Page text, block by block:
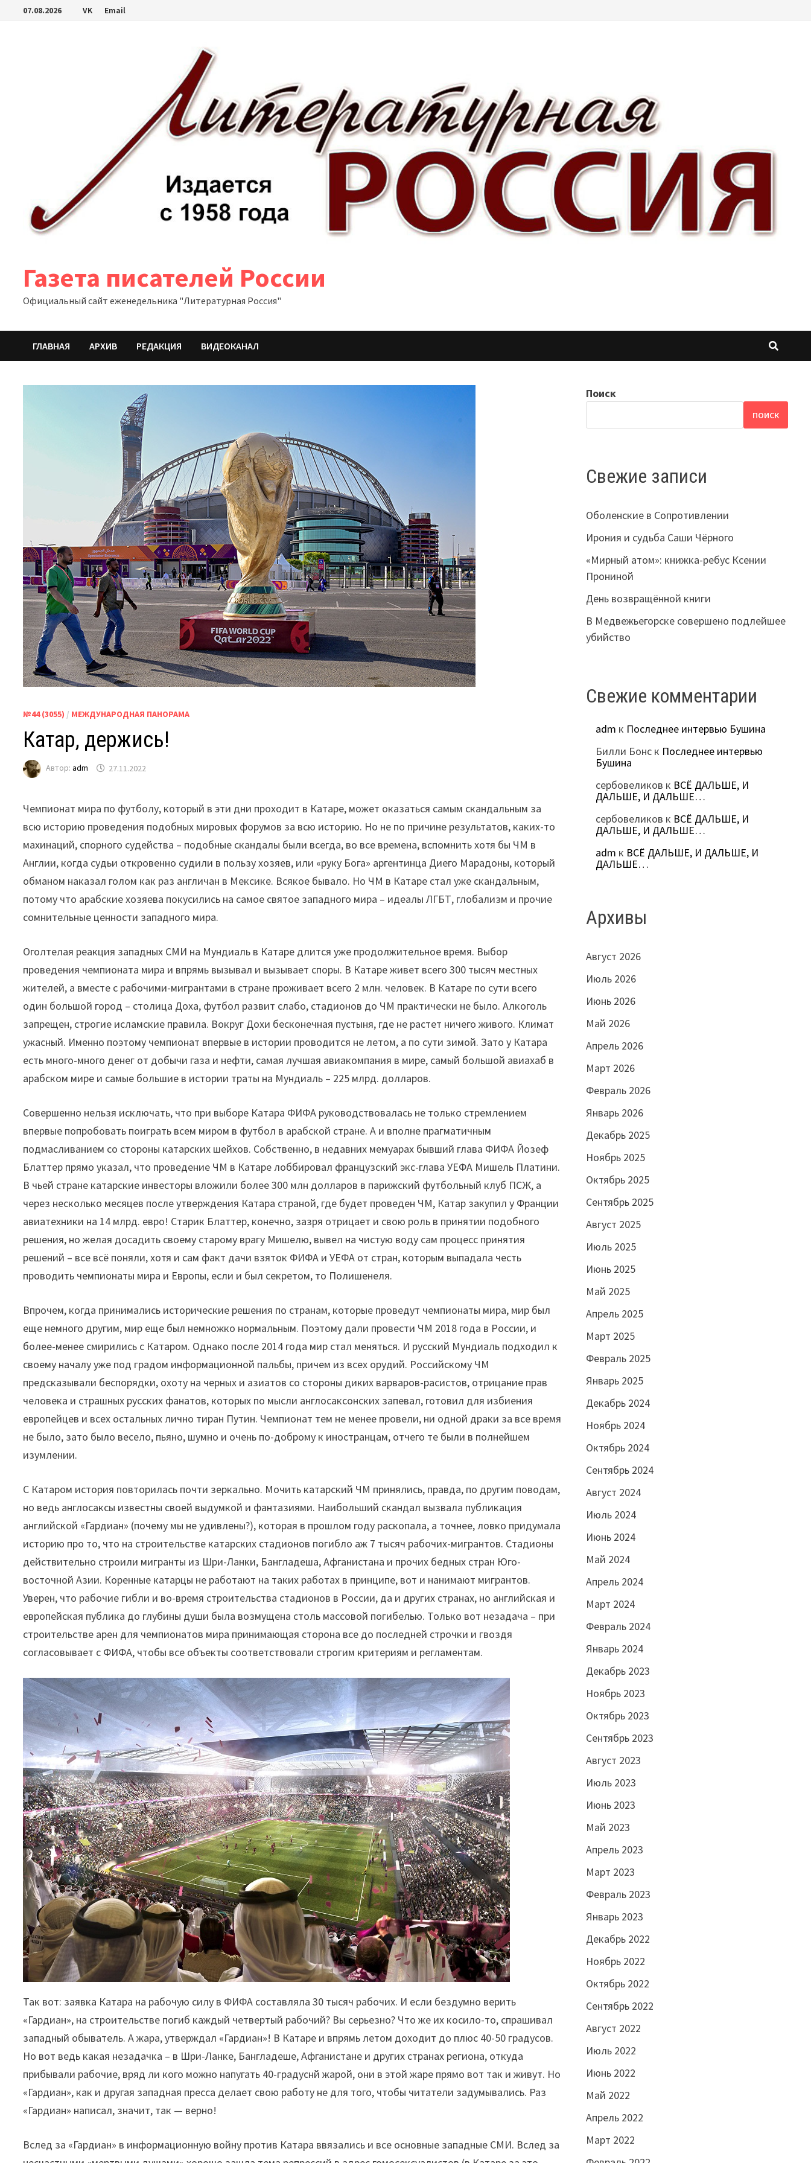
Перейти07.08.2026 VK Email
Газета писателей России
Официальный сайт еженедельника "Литературная Россия"
ГЛАВНАЯ АРХИВ РЕДАКЦИЯ ВИДЕОКАНАЛ
№44 (3055) / МЕЖДУНАРОДНАЯ ПАНОРАМА
Катар, держись!
Автор:adm 27.11.2022
Чемпионат мира по футболу, который в эти дни проходит в Катаре, может оказаться самым скандальным за
всю историю проведения подобных мировых форумов за всю историю. Но не по причине результатов, каких-то
махинаций, спорного судейства – подобные скандалы были всегда, во все времена, вспомнить хотя бы ЧМ в
Англии, когда судьи откровенно судили в пользу хозяев, или «руку Бога» аргентинца Диего Марадоны, который
обманом наказал голом как раз англичан в Мексике. Всякое бывало. Но ЧМ в Катаре стал уже скандальным,
потому что арабские хозяева покусились на самое святое западного мира – идеалы ЛГБТ, глобализм и прочие
сомнительные ценности западного мира.
Оголтелая реакция западных СМИ на Мундиаль в Катаре длится уже продолжительное время. Выбор
проведения чемпионата мира и впрямь вызывал и вызывает споры. В Катаре живет всего 300 тысяч местных
жителей, а вместе с рабочими-мигрантами в стране проживает всего 2 млн. человек. В Катаре по сути всего
один большой город – столица Доха, футбол развит слабо, стадионов до ЧМ практически не было. Алкоголь
запрещен, строгие исламские правила. Вокруг Дохи бесконечная пустыня, где не растет ничего живого. Климат
ужасный. Именно поэтому чемпионат впервые в истории проводится не летом, а по сути зимой. Зато у Катара
есть много-много денег от добычи газа и нефти, самая лучшая авиакомпания в мире, самый большой авиахаб в
арабском мире и самые большие в истории траты на Мундиаль – 225 млрд. долларов.
Совершенно нельзя исключать, что при выборе Катара ФИФА руководствовалась не только стремлением
впервые попробовать поиграть всем миром в футбол в арабской стране. А и вполне прагматичным
подмасливанием со стороны катарских шейхов. Собственно, в недавних мемуарах бывший глава ФИФА Йозеф
Блаттер прямо указал, что проведение ЧМ в Катаре лоббировал французский экс-глава УЕФА Мишель Платини.
В чьей стране катарские инвесторы вложили более 300 млн долларов в парижский футбольный клуб ПСЖ, а
через несколько месяцев после утверждения Катара страной, где будет проведен ЧМ, Катар закупил у Франции
авиатехники на 14 млрд. евро! Старик Блаттер, конечно, зазря отрицает и свою роль в принятии подобного
решения, но желая досадить своему старому врагу Мишелю, вывел на чистую воду сам процесс принятия
решений – все всё поняли, хотя и сам факт дачи взяток ФИФА и УЕФА от стран, которым выпадала честь
проводить чемпионаты мира и Европы, если и был секретом, то Полишенеля.
Впрочем, когда принимались исторические решения по странам, которые проведут чемпионаты мира, мир был
еще немного другим, мир еще был немножко нормальным. Поэтому дали провести ЧМ 2018 года в России, и
более-менее смирились с Катаром. Однако после 2014 года мир стал меняться. И русский Мундиаль подходил к
своему началу уже под градом информационной пальбы, причем из всех орудий. Российскому ЧМ
предсказывали беспорядки, охоту на черных и азиатов со стороны диких варваров-расистов, отрицание прав
человека и страшных русских фанатов, которых по мысли англосаксонских запевал, готовил для избиения
европейцев и всех остальных лично тиран Путин. Чемпионат тем не менее провели, ни одной драки за все время
не было, зато было весело, пьяно, шумно и очень по-доброму к иностранцам, отчего те были в полнейшем
изумлении.
С Катаром история повторилась почти зеркально. Мочить катарский ЧМ принялись, правда, по другим поводам,
но ведь англосаксы известны своей выдумкой и фантазиями. Наибольший скандал вызвала публикация
английской «Гардиан» (почему мы не удивлены?), которая в прошлом году раскопала, а точнее, ловко придумала
историю про то, что на строительстве катарских стадионов погибло аж 7 тысяч рабочих-мигрантов. Стадионы
действительно строили мигранты из Шри-Ланки, Бангладеша, Афганистана и прочих бедных стран Юго-
восточной Азии. Коренные катарцы не работают на таких работах в принципе, вот и нанимают мигрантов.
Уверен, что рабочие гибли и во-время строительства стадионов в России, да и других странах, но английская и
европейская публика до глубины души была возмущена столь массовой погибелью. Только вот незадача – при
строительстве арен для чемпионатов мира принимающая сторона все до последней строчки и гвоздя
согласовывает с ФИФА, чтобы все объекты соответствовали строгим критериям и регламентам.
Так вот: заявка Катара на рабочую силу в ФИФА составляла 30 тысяч рабочих. И если бездумно верить
«Гардиан», на строительстве погиб каждый четвертый рабочий? Вы серьезно? Что же их косило-то, спрашивал
западный обыватель. А жара, утверждал «Гардиан»! В Катаре и впрямь летом доходит до плюс 40-50 градусов.
Но вот ведь какая незадачка – в Шри-Ланке, Бангладеше, Афганистане и других странах региона, откуда
прибывали рабочие, вряд ли кого можно напугать 40-градуснй жарой, они в этой жаре прямо вот так и живут. Но
«Гардиан», как и другая западная пресса делает свою работу не для того, чтобы читатели задумывались. Раз
«Гардиан» написал, значит, так — верно!
Вслед за «Гардиан» в информационную войну против Катара ввязались и все основные западные СМИ. Вслед за
Поиск
ПОИСК
Свежие записи
Оболенские в Сопротивлении
Ирония и судьба Саши Чёрного
«Мирный атом»: книжка-ребус Ксении
Прониной
День возвращённой книги
В Медвежьегорске совершено подлейшее
убийство
Свежие комментарии
adm к Последнее интервью Бушина
Билли Бонск Последнее интервью
Бушина
сербовеликов к ВСЁ ДАЛЬШЕ, И
ДАЛЬШЕ, И ДАЛЬШЕ…
сербовеликов к ВСЁ ДАЛЬШЕ, И
ДАЛЬШЕ, И ДАЛЬШЕ…
adm к ВСЁ ДАЛЬШЕ, И ДАЛЬШЕ, И
ДАЛЬШЕ…
Архивы
Август 2026
Июль 2026
Июнь 2026
Май 2026
Апрель 2026
Март 2026
Февраль 2026
Январь 2026
Декабрь 2025
Ноябрь 2025
Октябрь 2025
Сентябрь 2025
Август 2025
Июль 2025
Июнь 2025
Май 2025
Апрель 2025
Март 2025
Февраль 2025
Январь 2025
Декабрь 2024
Ноябрь 2024
Октябрь 2024
Сентябрь 2024
Август 2024
Июль 2024
Июнь 2024
Май 2024
Апрель 2024
Март 2024
Февраль 2024
Январь 2024
Декабрь 2023
Ноябрь 2023
Октябрь 2023
Сентябрь 2023
Август 2023
Июль 2023
Июнь 2023
Май 2023
Апрель 2023
Март 2023
Февраль 2023
Январь 2023
Декабрь 2022
Ноябрь 2022
Октябрь 2022
Сентябрь 2022
Август 2022
Июль 2022
Июнь 2022
Май 2022
Апрель 2022
Март 2022